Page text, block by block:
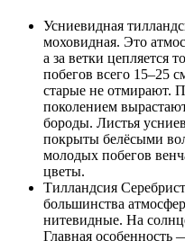
Усниевидная
моховидная. Это
а за ветки цепляется
побегов всего 15–25
старые не отмирают.
поколением
бороды. Листья
покрыты белёсыми
молодых побегов
цветы.
Тилландсия
большинства
нитевидные. На
Главная особенность